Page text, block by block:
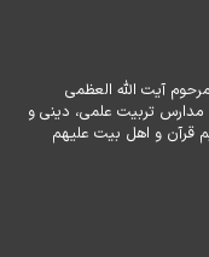
مرحوم آیت الله العظمی
تربیت علمی، دینی و
قرآن و اهل بیت علیهم